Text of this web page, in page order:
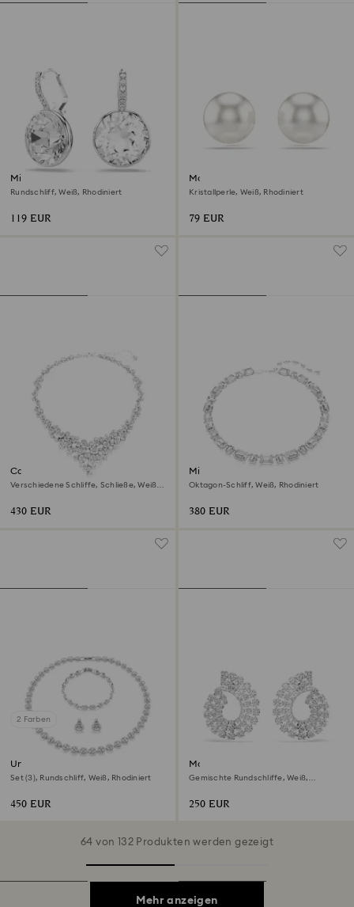
Millenia Drop-Ohrhänger
Rundschliff, Weiß, Rhodiniert
119 EUR
Matrix Ohrstecker
Kristallperle, Weiß, Rhodiniert
79 EUR
Constella Halskette
Verschiedene Schliffe, Schließe, Weiß,
430 EUR
Millenia Halskette
Oktagon-Schliff, Weiß, Rhodiniert
380 EUR
2 Farben
Una Angelic Set
Set (3), Rundschliff, Weiß, Rhodiniert
450 EUR
Matrix Kreolen
Gemischte Rundschliffe, Weiß,
250 EUR
64 von 132 Produkten werden gezeigt
Mehr anzeigen